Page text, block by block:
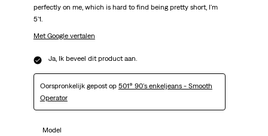
perfectly on me, which is hard to find being pretty short, I'm
5'1.
Met Google vertalen
Ja, Ik beveel dit product aan.
Oorspronkelijk gepost op 501® 90's enkeljeans - Smooth
Operator
Model